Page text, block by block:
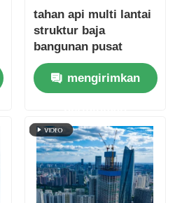
tahan api multi lantai
struktur baja
bangunan pusat
perbelanjaan prefab
manufaktur ODM
mengirimkan